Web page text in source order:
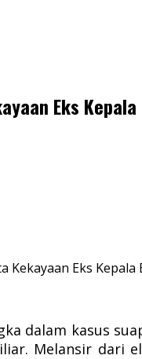
Eks
Eks Kepala
dalam kasus
Melansir dari